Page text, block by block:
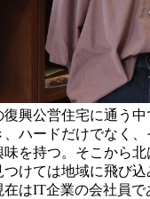
復興公営住宅に通う
ハードだけでなく、
を持つ。そこから
けては地域に飛び
はIT企業の会社員